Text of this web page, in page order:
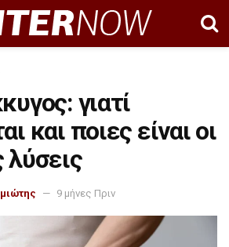
γιατί
και ποιες είναι οι
λύσεις
9 μήνες Πριν